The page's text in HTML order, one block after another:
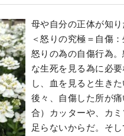
母や自分の正体が知
＜怒りの究極＝自傷
怒りの為の自傷行為
な生死を見る為に必
し、血を見ると生き
後々、自傷した所が
合）カッターや、カ
足らないからだ。そ